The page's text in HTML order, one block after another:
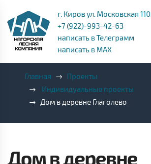
г. Киров ул. Московская
+7 (922)-993-42-63
написать в Телеграмм
написать в MAX
Главная
Проекты
Индивидуальные проекты
Дом в деревне Глаголево
Дом в деревне